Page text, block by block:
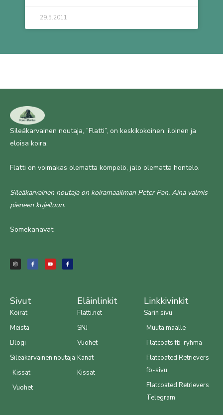
29.5.2011
Sileäkarvainen noutaja, ”Flatti”, on keskikokoinen, iloinen ja
eloisa koira.
Flatti on voimakas olematta kömpelö, jalo olematta hontelo.
Sileäkarvainen noutaja on koiramaailman Peter Pan. Aina valmis
pieneen kujeiluun.
Somekanavat:
s
t
a
c
e
b
u
t
u
c
e
b
Sivut
Koirat
Meistä
Blogi
Sileäkarvainen noutaja
Kissat
Vuohet
Eläinlinkit
Flatti.net
SNJ
Vuohet
Kanat
Kissat
Linkkivinkit
Sarin sivu
Muuta maalle
Flatcoats fb-ryhmä
Flatcoated Retrievers
fb-sivu
Flatcoated Retrievers
Telegram